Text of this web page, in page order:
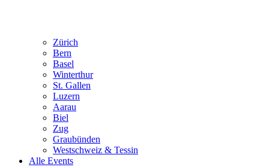
Zürich
Bern
Basel
Winterthur
St. Gallen
Luzern
Aarau
Biel
Zug
Graubünden
Westschweiz & Tessin
Alle Events